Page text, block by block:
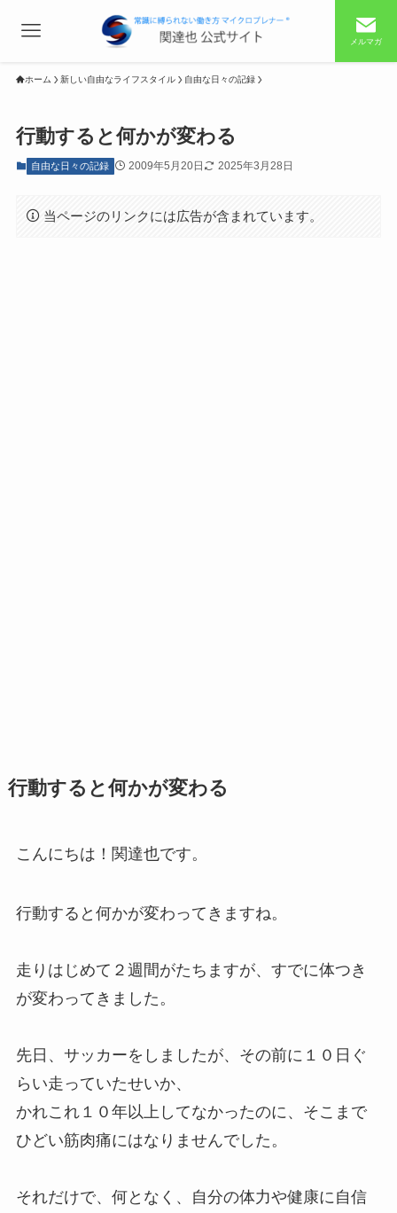
メルマガ
ホーム 新しい自由なライフスタイル 自由な日々の記録
行動すると何かが変わる
自由な日々の記録 2009年5月20日 2025年3月28日
当ページのリンクには広告が含まれています。
行動すると何かが変わる
こんにちは！関達也です。
行動すると何かが変わってきますね。
走りはじめて２週間がたちますが、すでに体つき
が変わってきました。
先日、サッカーをしましたが、その前に１０日ぐ
らい走っていたせいか、
かれこれ１０年以上してなかったのに、そこまで
ひどい筋肉痛にはなりませんでした。
それだけで、何となく、自分の体力や健康に自信